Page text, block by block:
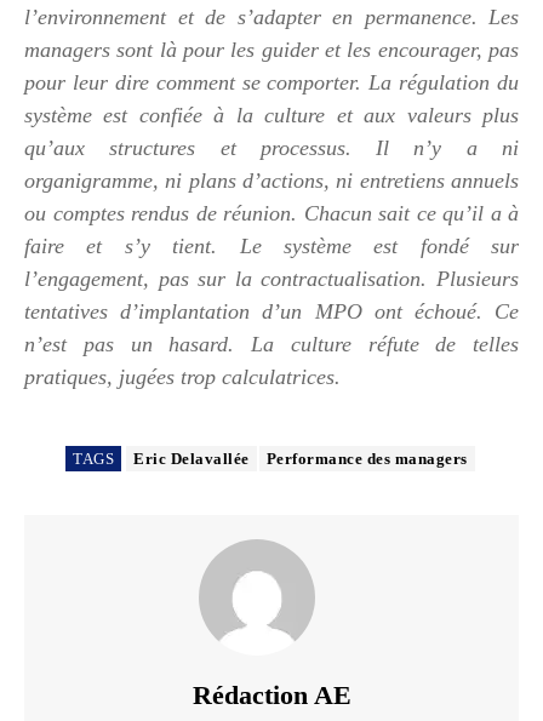
l’environnement et de s’adapter en permanence. Les
managers sont là pour les guider et les encourager, pas
pour leur dire comment se comporter. La régulation du
système est confiée à la culture et aux valeurs plus
qu’aux structures et processus. Il n’y a ni
organigramme, ni plans d’actions, ni entretiens annuels
ou comptes rendus de réunion. Chacun sait ce qu’il a à
faire et s’y tient. Le système est fondé sur
l’engagement, pas sur la contractualisation. Plusieurs
tentatives d’implantation d’un MPO ont échoué. Ce
n’est pas un hasard. La culture réfute de telles
pratiques, jugées trop calculatrices.
TAGS Eric Delavallée Performance des managers
Rédaction AE